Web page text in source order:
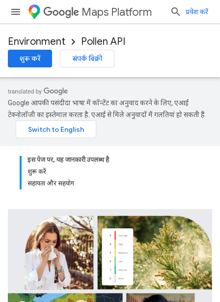
Maps Platform प्रवेश करें
Environment Pollen API
शुरू करें संपर्क बिक्री
Google आपकी पसंदीदा भाषा में कॉन्टेंट का अनुवाद करने के लिए, एआई
टेक्नोलॉजी का इस्तेमाल करता है. एआई से मिले अनुवादों में गलतियां हो सकती हैं.
इस पेज पर, यह जानकारी उपलब्ध है
शुरू करें
सहायता और सहयोग